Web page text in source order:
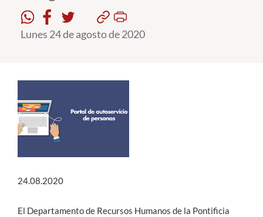
Admisión
Formación Continua
Estudiantes
Funcionarios
Alumni
Lunes 24 de agosto de 2020
24.08.2020
El Departamento de Recursos Humanos de la Pontificia